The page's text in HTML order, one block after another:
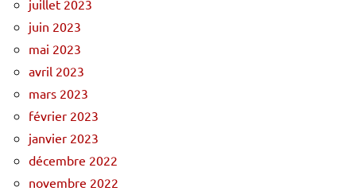
juillet 2023
juin 2023
mai 2023
avril 2023
mars 2023
février 2023
janvier 2023
décembre 2022
novembre 2022